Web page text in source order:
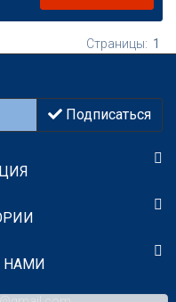
Страницы: 1
Подписаться
НАМИ